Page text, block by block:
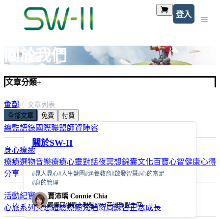
登入
關於我們
文章分類+
全部
關於我們
總監語錄國際聯盟師資陣容
身心療癒
療癒選物音樂療癒心靈對話夜冥想錦囊文化百寶心智健康心得
分享
活動紀實
心旅系列冥想體驗療癒梵唱每周練習正念成長
首頁
文章列表
全部文章
免費 付費
關於SW-II
#晁人晁心#人生藍圖#涵養教育#啟發智慧#心的富足
#身的管理
賈沛瑀 Connie Chia
國際冥想靜心聯盟MAI亞洲聯盟主席